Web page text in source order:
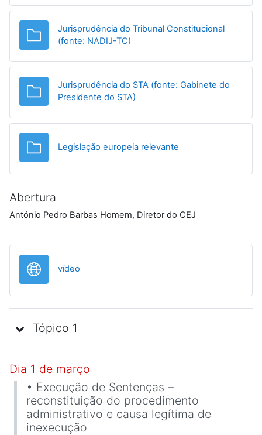
Jurisprudência do Tribunal Constitucional
(fonte: NADIJ-TC)
Jurisprudência do STA (fonte: Gabinete do
Presidente do STA)
Legislação europeia relevante
Abertura
António Pedro Barbas Homem, Diretor do CEJ
vídeo
Tópico 1
Dia 1 de março
• Execução de Sentenças –
reconstituição do procedimento
administrativo e causa legítima de
inexecução